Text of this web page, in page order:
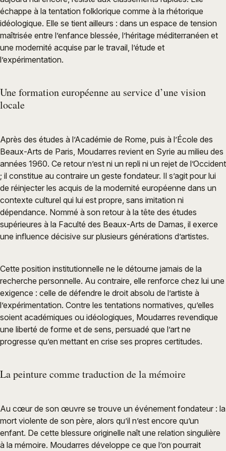
échappe à la tentation folklorique comme à la rhétorique
idéologique. Elle se tient ailleurs : dans un espace de tension
maîtrisée entre l’enfance blessée, l’héritage méditerranéen et
une modernité acquise par le travail, l’étude et
l’expérimentation.
Une formation européenne au service d’une vision
locale
Après des études à l’Académie de Rome, puis à l’École des
Beaux-Arts de Paris, Moudarres revient en Syrie au milieu des
années 1960. Ce retour n’est ni un repli ni un rejet de l’Occident
; il constitue au contraire un geste fondateur. Il s’agit pour lui
de réinjecter les acquis de la modernité européenne dans un
contexte culturel qui lui est propre, sans imitation ni
dépendance. Nommé à son retour à la tête des études
supérieures à la Faculté des Beaux-Arts de Damas, il exerce
une influence décisive sur plusieurs générations d’artistes.
Cette position institutionnelle ne le détourne jamais de la
recherche personnelle. Au contraire, elle renforce chez lui une
exigence : celle de défendre le droit absolu de l’artiste à
l’expérimentation. Contre les tentations normatives, qu’elles
soient académiques ou idéologiques, Moudarres revendique
une liberté de forme et de sens, persuadé que l’art ne
progresse qu’en mettant en crise ses propres certitudes.
La peinture comme traduction de la mémoire
Au cœur de son œuvre se trouve un événement fondateur : la
mort violente de son père, alors qu’il n’est encore qu’un
enfant. De cette blessure originelle naît une relation singulière
à la mémoire. Moudarres développe ce que l’on pourrait